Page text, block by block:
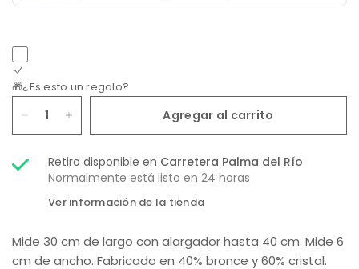
🎁¿Es esto un regalo?
Agregar al carrito
Retiro disponible en Carretera Palma del Río
Normalmente está listo en 24 horas
Ver información de la tienda
Mide 30 cm de largo con alargador hasta 40 cm. Mide 6
cm de ancho. Fabricado en 40% bronce y 60% cristal.